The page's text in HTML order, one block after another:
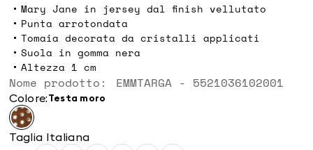
Mary Jane in jersey dal finish vellutato
Punta arrotondata
Tomaia decorata da cristalli applicati
Suola in gomma nera
Altezza 1 cm
Nome prodotto: EMMTARGA - 5521036102001
Colore: testa moro
Taglia Italiana